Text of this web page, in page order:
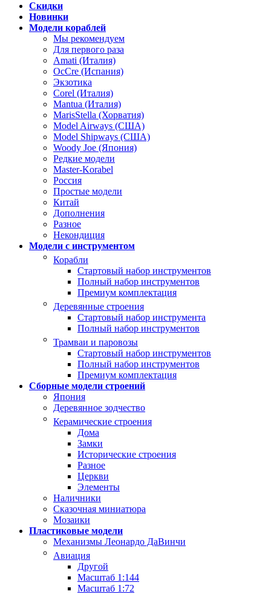
Скидки
Новинки
Модели кораблей
Мы рекомендуем
Для первого раза
Amati (Италия)
OcCre (Испания)
Экзотика
Corel (Италия)
Mantua (Италия)
MarisStella (Хорватия)
Model Airways (США)
Model Shipways (США)
Woody Joe (Япония)
Редкие модели
Master-Korabel
Россия
Простые модели
Китай
Дополнения
Разное
Некондиция
Модели с инструментом
Корабли
Стартовый набор инструментов
Полный набор инструментов
Премиум комплектация
Деревянные строения
Стартовый набор инструмента
Полный набор инструментов
Трамваи и паровозы
Стартовый набор инструментов
Полный набор инструментов
Премиум комплектация
Сборные модели строений
Япония
Деревянное зодчество
Керамические строения
Дома
Замки
Исторические строения
Разное
Церкви
Элементы
Наличники
Сказочная миниатюра
Мозаики
Пластиковые модели
Механизмы Леонардо ДаВинчи
Авиация
Другой
Масштаб 1:144
Масштаб 1:72